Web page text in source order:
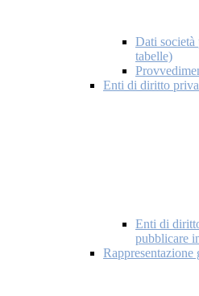
Dati società
tabelle)
Enti di diritto
Enti di
pubblicare
Rappresentazione